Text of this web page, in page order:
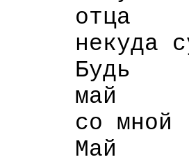
отца
некуда
Будь
май
со мной
Май